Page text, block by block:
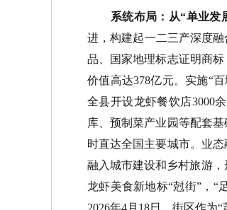
系统布局：从“单业发
进，构建起一二三产深度
品、国家地理标志证明商标
价值高达378亿元。实施“百
全县开设龙虾餐饮店3000
库、预制菜产业园等配套
时直达全国主要城市。 业
融入城市建设和乡村旅游，
龙虾美食新地标“尅街”， “
2026年4月 18日，街区作为“